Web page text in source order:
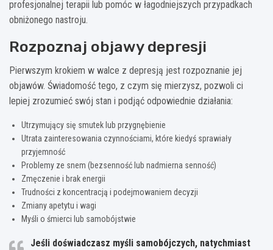
profesjonalnej terapii lub pomóc w łagodniejszych przypadkach
obniżonego nastroju.
Rozpoznaj objawy depresji
Pierwszym krokiem w walce z depresją jest rozpoznanie jej
objawów. Świadomość tego, z czym się mierzysz, pozwoli ci
lepiej zrozumieć swój stan i podjąć odpowiednie działania:
Utrzymujący się smutek lub przygnębienie
Utrata zainteresowania czynnościami, które kiedyś sprawiały
przyjemność
Problemy ze snem (bezsenność lub nadmierna senność)
Zmęczenie i brak energii
Trudności z koncentracją i podejmowaniem decyzji
Zmiany apetytu i wagi
Myśli o śmierci lub samobójstwie
Jeśli doświadczasz myśli samobójczych, natychmiast